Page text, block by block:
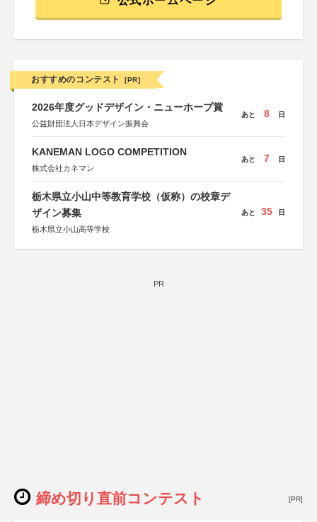
おすすめのコンテスト [PR]
2026年度グッドデザイン・ニューホープ賞
公益財団法人日本デザイン振興会
あと 8 日
KANEMAN LOGO COMPETITION
株式会社カネマン
あと 7 日
栃木県立小山中等教育学校（仮称）の校章デ
ザイン募集
栃木県立小山高等学校
あと 35 日
PR
締め切り直前コンテスト [PR]